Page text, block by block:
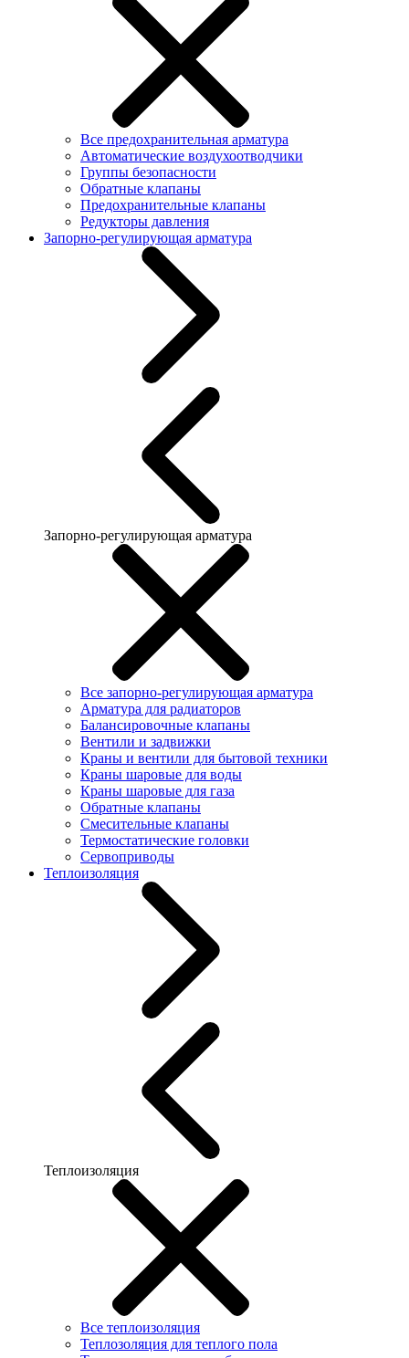
Все предохранительная арматура
Автоматические воздухоотводчики
Группы безопасности
Обратные клапаны
Предохранительные клапаны
Редукторы давления
Запорно-регулирующая арматура
Запорно-регулирующая арматура
Все запорно-регулирующая арматура
Арматура для радиаторов
Балансировочные клапаны
Вентили и задвижки
Краны и вентили для бытовой техники
Краны шаровые для воды
Краны шаровые для газа
Обратные клапаны
Смесительные клапаны
Термостатические головки
Сервоприводы
Теплоизоляция
Теплоизоляция
Все теплоизоляция
Теплозоляция для теплого пола